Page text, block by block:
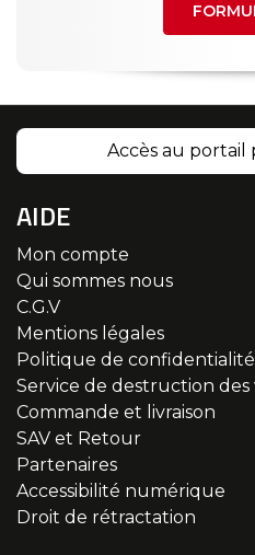
Accès au portail
AIDE
Mon compte
Qui sommes nous
C.G.V
Mentions légales
Politique de confidentialité
Service de destruction
Commande et livraison
SAV et Retour
Partenaires
Accessibilité numérique
Droit de rétractation